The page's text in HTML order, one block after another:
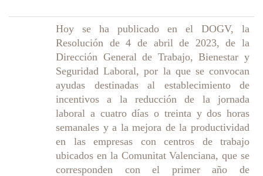
Hoy se ha publicado en el DOGV, la
Resolución de 4 de abril de 2023, de la
Dirección General de Trabajo, Bienestar y
Seguridad Laboral, por la que se convocan
ayudas destinadas al establecimiento de
incentivos a la reducción de la jornada
laboral a cuatro días o treinta y dos horas
semanales y a la mejora de la productividad
en las empresas con centros de trabajo
ubicados en la Comunitat Valenciana, que se
corresponden con el primer año de